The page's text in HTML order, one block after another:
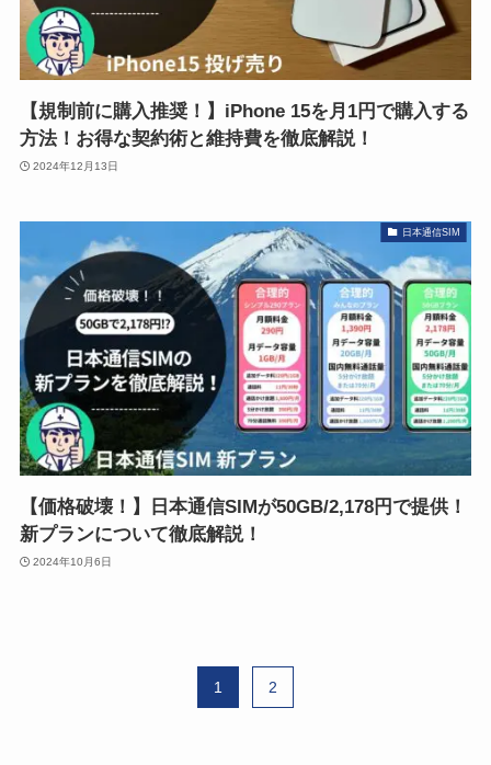
【規制前に購入推奨！】iPhone 15を月1円で購入する
方法！お得な契約術と維持費を徹底解説！
2024年12月13日
日本通信SIM
【価格破壊！】日本通信SIMが50GB/2,178円で提供！
新プランについて徹底解説！
2024年10月6日
1 2